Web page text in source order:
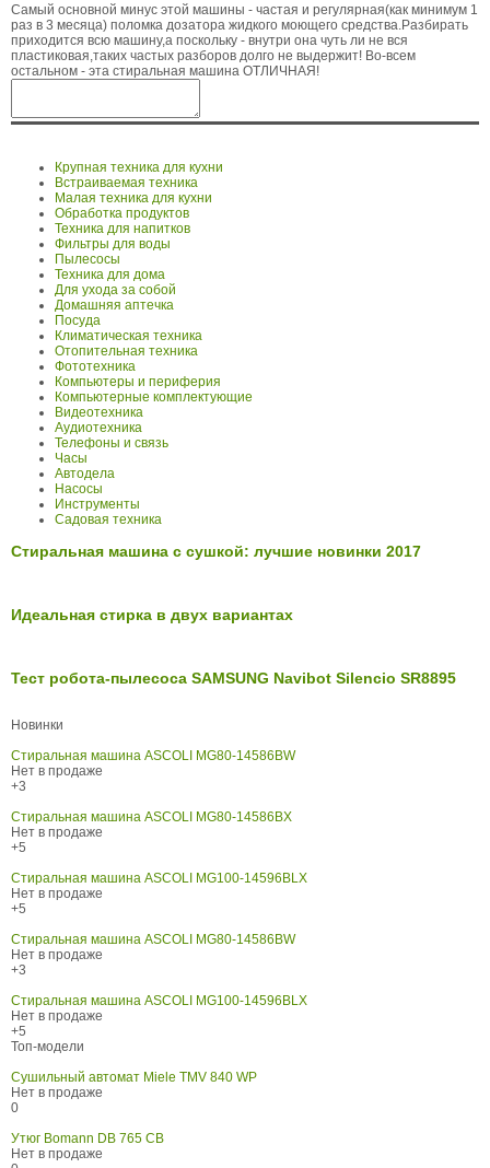
Самый основной минус этой машины - частая и регулярная(как минимум 1
раз в 3 месяца) поломка дозатора жидкого моющего средства.Разбирать
приходится всю машину,а поскольку - внутри она чуть ли не вся
пластиковая,таких частых разборов долго не выдержит! Во-всем
остальном - эта стиральная машина ОТЛИЧНАЯ!
Крупная техника для кухни
Встраиваемая техника
Малая техника для кухни
Обработка продуктов
Техника для напитков
Фильтры для воды
Пылесосы
Техника для дома
Для ухода за собой
Домашняя аптечка
Посуда
Климатическая техника
Отопительная техника
Фототехника
Компьютеры и периферия
Компьютерные комплектующие
Видеотехника
Аудиотехника
Телефоны и связь
Часы
Автодела
Насосы
Инструменты
Садовая техника
Стиральная машина с сушкой: лучшие новинки 2017
Идеальная стирка в двух вариантах
Тест робота-пылесоса SAMSUNG Navibot Silencio SR8895
Новинки
Стиральная машина ASCOLI MG80-14586BW
Нет в продаже
+3
Стиральная машина ASCOLI MG80-14586BX
Нет в продаже
+5
Стиральная машина ASCOLI MG100-14596BLX
Нет в продаже
+5
Стиральная машина ASCOLI MG80-14586BW
Нет в продаже
+3
Стиральная машина ASCOLI MG100-14596BLX
Нет в продаже
+5
Топ-модели
Сушильный автомат Miele TMV 840 WP
Нет в продаже
0
Утюг Bomann DB 765 CB
Нет в продаже